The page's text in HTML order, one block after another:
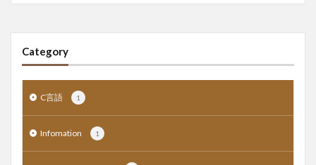
Category
C言語 1
Infomation 1